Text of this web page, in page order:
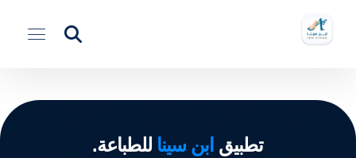
تطبيق ابن سينا للطباعة.